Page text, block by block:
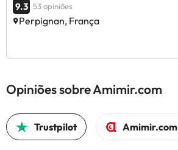
9.3 53 opiniões
Perpignan, França
Opiniões sobre Amimir.com
Trustpilot Amimir.com